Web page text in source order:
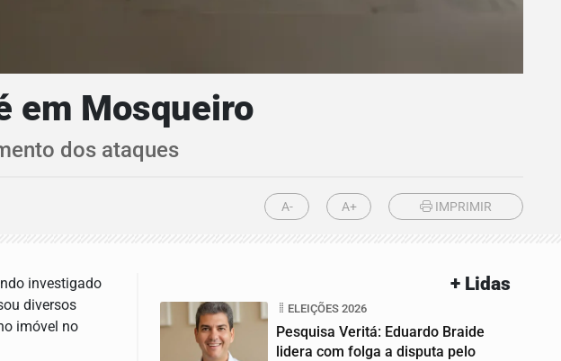
em Mosqueiro
dos ataques
A- A+ IMPRIMIR
investigado
diversos
imóvel no
+ Lidas
ELEIÇÕES 2026
Pesquisa Veritá: Eduardo Braide
lidera com folga a disputa pelo